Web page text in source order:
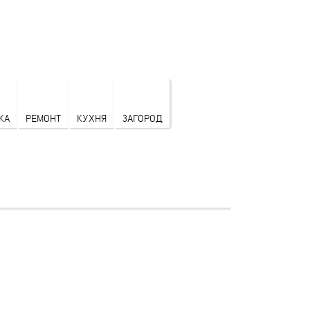
РЕМОНТ КУХНЯ ЗАГОРОД